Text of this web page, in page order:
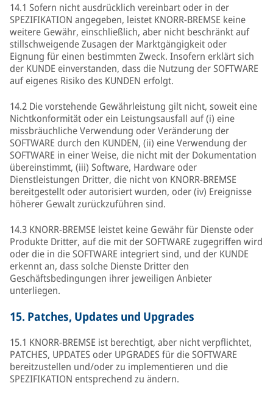
14.1 Sofern nicht ausdrücklich vereinbart oder in der
SPEZIFIKATION angegeben, leistet KNORR-BREMSE keine
weitere Gewähr, einschließlich, aber nicht beschränkt auf
stillschweigende Zusagen der Marktgängigkeit oder
Eignung für einen bestimmten Zweck. Insofern erklärt sich
der KUNDE einverstanden, dass die Nutzung der SOFTWARE
auf eigenes Risiko des KUNDEN erfolgt.
14.2 Die vorstehende Gewährleistung gilt nicht, soweit eine
Nichtkonformität oder ein Leistungsausfall auf (i) eine
missbräuchliche Verwendung oder Veränderung der
SOFTWARE durch den KUNDEN, (ii) eine Verwendung der
SOFTWARE in einer Weise, die nicht mit der Dokumentation
übereinstimmt, (iii) Software, Hardware oder
Dienstleistungen Dritter, die nicht von KNORR-BREMSE
bereitgestellt oder autorisiert wurden, oder (iv) Ereignisse
höherer Gewalt zurückzuführen sind.
14.3 KNORR-BREMSE leistet keine Gewähr für Dienste oder
Produkte Dritter, auf die mit der SOFTWARE zugegriffen wird
oder die in die SOFTWARE integriert sind, und der KUNDE
erkennt an, dass solche Dienste Dritter den
Geschäftsbedingungen ihrer jeweiligen Anbieter
unterliegen.
15. Patches, Updates und Upgrades
15.1 KNORR-BREMSE ist berechtigt, aber nicht verpflichtet,
PATCHES, UPDATES oder UPGRADES für die SOFTWARE
bereitzustellen und/oder zu implementieren und die
SPEZIFIKATION entsprechend zu ändern.